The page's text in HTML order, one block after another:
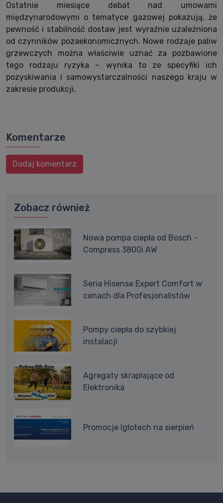
Ostatnie miesiące debat nad umowami
międzynarodowymi o tematyce gazowej pokazują, że
pewność i stabilność dostaw jest wyraźnie uzależniona
od czynników pozaekonomicznych. Nowe rodzaje paliw
grzewczych można właściwie uznać za pozbawione
tego rodzaju ryzyka – wynika to ze specyfiki ich
pozyskiwania i samowystarczalności naszego kraju w
zakresie produkcji.
Komentarze
Dodaj komentarz
Zobacz również
Nowa pompa ciepła od Bosch -
Compress 3800i AW
Seria Hisense Expert Comfort w
cenach dla Profesjonalistów
Pompy ciepła do szybkiej
instalacji
Agregaty skraplające od
Elektronika
Promocje Iglotech na sierpień